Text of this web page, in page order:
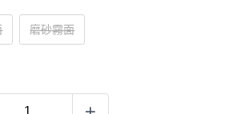
磨砂霧面